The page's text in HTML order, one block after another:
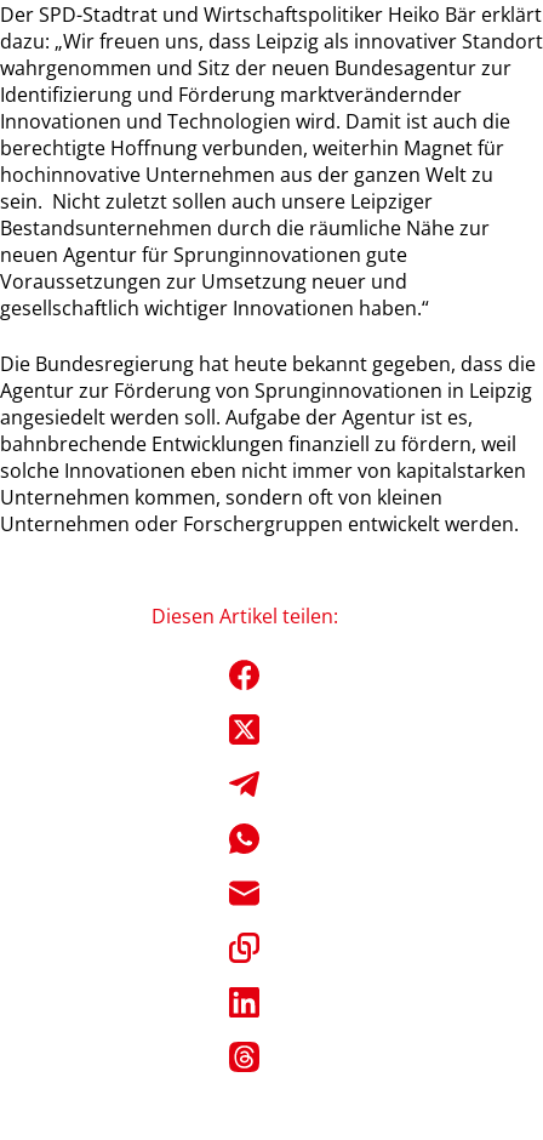
Der SPD-Stadtrat und Wirtschaftspolitiker Heiko Bär erklärt
dazu: „Wir freuen uns, dass Leipzig als innovativer Standort
wahrgenommen und Sitz der neuen Bundesagentur zur
Identifizierung und Förderung marktverändernder
Innovationen und Technologien wird. Damit ist auch die
berechtigte Hoffnung verbunden, weiterhin Magnet für
hochinnovative Unternehmen aus der ganzen Welt zu
sein. Nicht zuletzt sollen auch unsere Leipziger
Bestandsunternehmen durch die räumliche Nähe zur
neuen Agentur für Sprunginnovationen gute
Voraussetzungen zur Umsetzung neuer und
gesellschaftlich wichtiger Innovationen haben.“
Die Bundesregierung hat heute bekannt gegeben, dass die
Agentur zur Förderung von Sprunginnovationen in Leipzig
angesiedelt werden soll. Aufgabe der Agentur ist es,
bahnbrechende Entwicklungen finanziell zu fördern, weil
solche Innovationen eben nicht immer von kapitalstarken
Unternehmen kommen, sondern oft von kleinen
Unternehmen oder Forschergruppen entwickelt werden.
Diesen Artikel teilen: